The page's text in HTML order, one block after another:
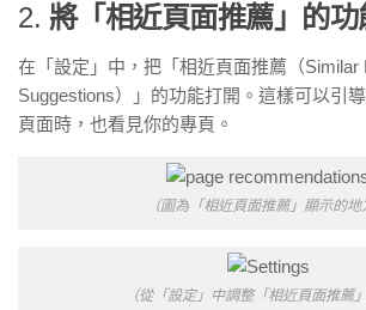
2. 將「相近頁面推薦」的功
在「設定」中，把「相近頁面推薦（Similar
Suggestions）」的功能打開。這樣可以引
頁面時，也看見你的專頁。
（圖為「相近頁面推薦」顯示的地
（從「設定」中調整「相近頁面推薦」